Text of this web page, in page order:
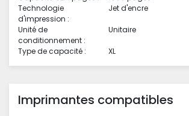
Technologie
d'impression :
Jet d'encre
Unité de
conditionnement :
Unitaire
Type de capacité : XL
Imprimantes compatibles